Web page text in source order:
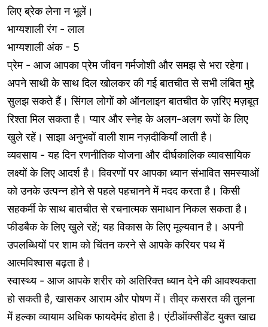
लिए ब्रेक लेना न भूलें।
भाग्यशाली रंग - लाल
भाग्यशाली अंक - 5
प्रेम - आज आपका प्रेम जीवन गर्मजोशी और समझ से भरा रहेगा।
अपने साथी के साथ दिल खोलकर की गई बातचीत से सभी लंबित मुद्दे
सुलझ सकते हैं। सिंगल लोगों को ऑनलाइन बातचीत के ज़रिए मज़बूत
रिश्ता मिल सकता है। प्यार और स्नेह के अलग-अलग रूपों के लिए
खुले रहें। साझा अनुभवों वाली शाम नज़दीकियाँ लाती है।
व्यवसाय - यह दिन रणनीतिक योजना और दीर्घकालिक व्यावसायिक
लक्ष्यों के लिए आदर्श है। विवरणों पर आपका ध्यान संभावित समस्याओं
को उनके उत्पन्न होने से पहले पहचानने में मदद करता है। किसी
सहकर्मी के साथ बातचीत से रचनात्मक समाधान निकल सकता है।
फीडबैक के लिए खुले रहें; यह विकास के लिए मूल्यवान है। अपनी
उपलब्धियों पर शाम को चिंतन करने से आपके करियर पथ में
आत्मविश्वास बढ़ता है।
स्वास्थ्य - आज आपके शरीर को अतिरिक्त ध्यान देने की आवश्यकता
हो सकती है, खासकर आराम और पोषण में। तीव्र कसरत की तुलना
में हल्का व्यायाम अधिक फायदेमंद होता है। एंटीऑक्सीडेंट युक्त खाद्य